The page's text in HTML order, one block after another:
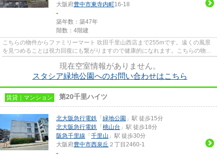
大阪府豊中市東寺内町16-18
-
築年数：築47年
階数：4階建
こちらの物件からファミリーマート 吹田千里山西店まで255mです。遠くの風景
を見つめることは視力回復にも繋がりますので健康的になれます。こちらの物件
現在空室情報がありません。
スタシア緑地公園へのお問い合わせはこちら
賃貸｜マンション 第20千里ハイツ
北大阪急行電鉄 「 緑地公園 」駅 徒歩15分
北大阪急行電鉄 「 桃山台 」駅 徒歩18分
阪急千里線 「 千里山 」駅 徒歩30分
大阪府豊中市西泉丘 ２丁目2460-1
-